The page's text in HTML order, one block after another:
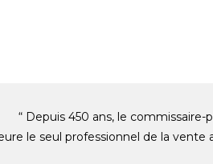
“ Depuis 450 ans, le commissaire-
le seul professionnel de la vente